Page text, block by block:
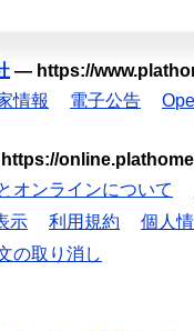
— https://
情報 電子公告
https://
オンラインについて
示
利用規約 個人
の取り消し